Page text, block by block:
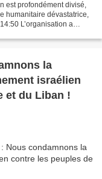
est profondément divisé,
humanitaire dévastatrice,
L’organisation a
la
israélien
et du Liban !